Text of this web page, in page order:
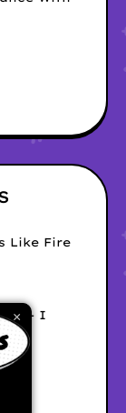
×
Like Fire
- I